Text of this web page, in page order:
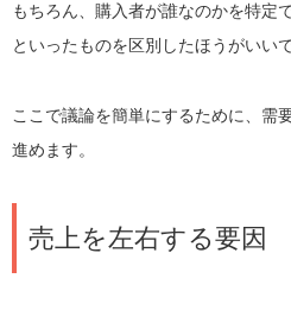
もちろん、購入者が誰なのかを特定
といったものを区別したほうがいい
ここで議論を簡単にするために、需
進めます。
売上を左右する要因